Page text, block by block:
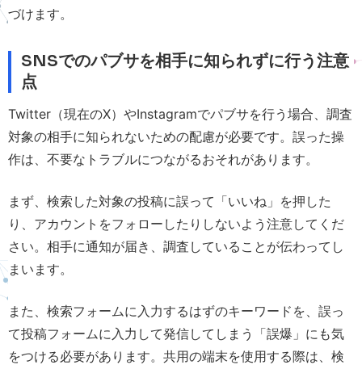
づけます。
SNSでのパブサを相手に知られずに行う注意
点
Twitter（現在のX）やInstagramでパブサを行う場合、調査
対象の相手に知られないための配慮が必要です。誤った操
作は、不要なトラブルにつながるおそれがあります。
まず、検索した対象の投稿に誤って「いいね」を押した
り、アカウントをフォローしたりしないよう注意してくだ
さい。相手に通知が届き、調査していることが伝わってし
まいます。
また、検索フォームに入力するはずのキーワードを、誤っ
て投稿フォームに入力して発信してしまう「誤爆」にも気
をつける必要があります。共用の端末を使用する際は、検